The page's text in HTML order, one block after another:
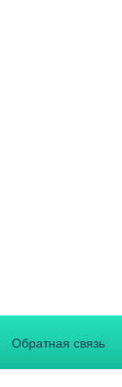
Обратная связь